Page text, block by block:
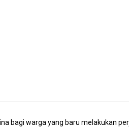
bagi warga yang baru melakukan